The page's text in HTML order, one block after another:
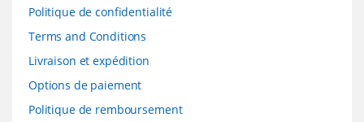
Politique de confidentialité
Terms and Conditions
Livraison et expédition
Options de paiement
Politique de remboursement